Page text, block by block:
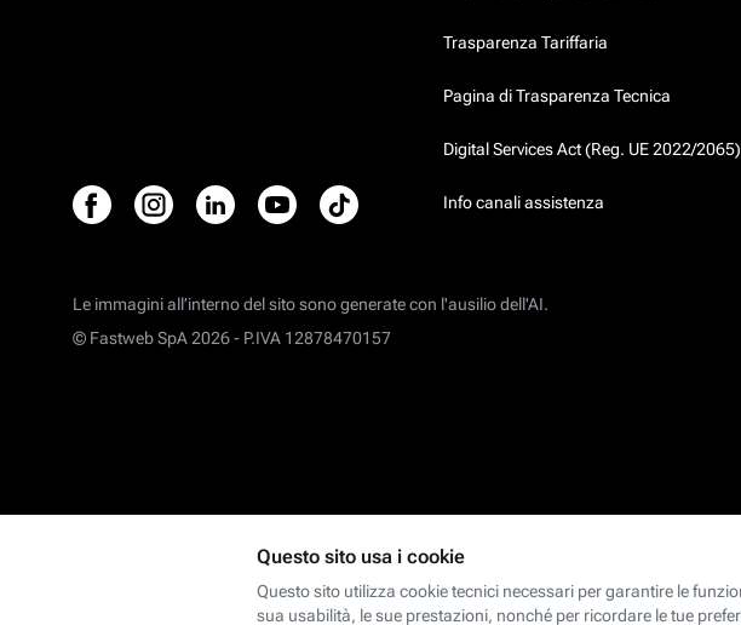
Trasparenza Tariffaria
Pagina di Trasparenza Tecnica
Digital Services Act (Reg. UE 2022/2065)
Info canali assistenza
Le immagini all’interno del sito sono generate con l'ausilio dell'AI.
© Fastweb SpA 2026 - P.IVA 12878470157